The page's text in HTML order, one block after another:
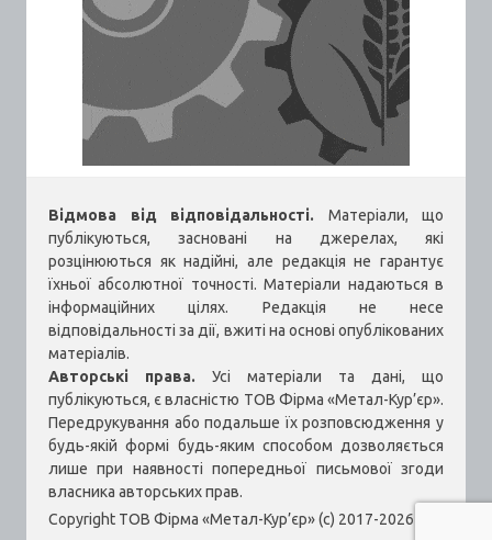
Відмова від відповідальності. Матеріали, що
публікуються, засновані на джерелах, які
розцінюються як надійні, але редакція не гарантує
їхньої абсолютної точності. Матеріали надаються в
інформаційних цілях. Редакція не несе
відповідальності за дії, вжиті на основі опублікованих
матеріалів.
Авторські права. Усі матеріали та дані, що
публікуються, є власністю ТОВ Фірма «Метал-Кур’єр».
Передрукування або подальше їх розповсюдження у
будь-якій формі будь-яким способом дозволяється
лише при наявності попередньої письмової згоди
власника авторських прав.
Copyright ТОВ Фірма «Метал-Кур’єр» (c) 2017-2026